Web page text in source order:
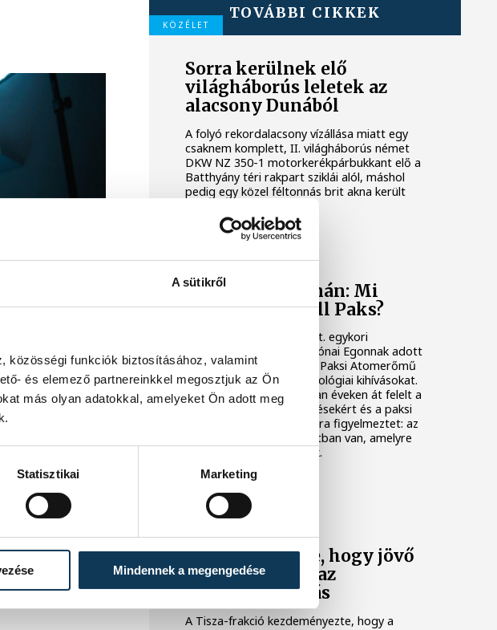
A sütikről
közösségi funkciók biztosításához, valamint
és elemező partnereinkkel megosztjuk az Ön
más olyan adatokkal, amelyeket Ön adott meg
Statisztikai Marketing
Mindennek a megengedése
TOVÁBBI CIKKEK
KÖZÉLET
Sorra kerülnek elő
világháborús leletek az
alacsony Dunából
A folyó rekordalacsony vízállása miatt egy
csaknem komplett, II. világháborús német
DKW NZ 350-1 motorkerékpárbukkant elő a
Batthyány téri rakpart sziklái alól, máshol
pedig egy közel féltonnás brit akna került
Késéltánc a Dunán: Mi
történik, ha leáll Paks?
Mártha Imre, az MVM Zrt. egykori
vezérigazgatója ATV-n Rónai Egonnak adott
interjújában vázolta fel a Paksi Atomerőmű
előtt álló példátlan technológiai kihívásokat.
A szakember, aki korábban éveken át felelt a
hazai energetikai fejlesztésekért és a paksi
blokkok működéséért, arra figyelmeztet: az
erőmű olyan üzemállapotban van, amelyre
eredetileg nem tervezték.
A Tisza-frakció
kezdeményezte, hogy jövő
kedden legyen az
államfőválasztás
A Tisza-frakció kezdeményezte, hogy a